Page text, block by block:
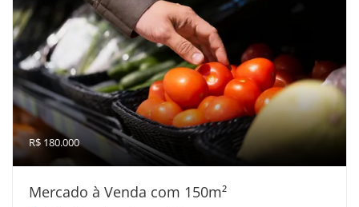
R$ 180.000
Mercado à Venda com 150m²